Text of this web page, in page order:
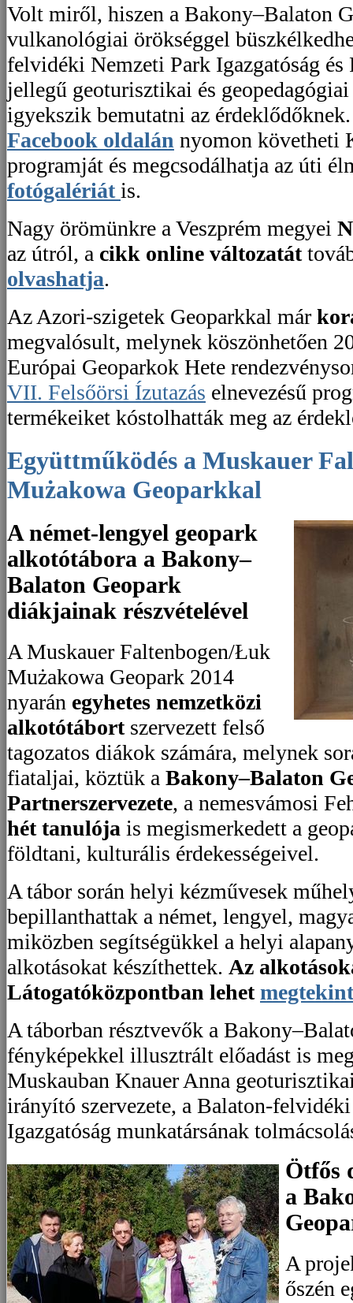
Volt miről, hiszen a Bakony–Balaton
vulkanológiai örökséggel
felvidéki Nemzeti Park Igazgatóság és
jellegű geoturisztikai és
igyekszik bemutatni az
Facebook oldalán nyomon követheti
programját és megcsodálhatja az úti
fotógalériát is.
Nagy örömünkre a Veszprém megyei
az útról, a cikk online változatát
olvashatja.
Az Azori-szigetek Geoparkkal már
megvalósult, melynek köszönhetően
Európai Geoparkok Hete
VII. Felsőörsi Ízutazás elnevezésű
termékeiket kóstolhatták meg az
Együttműködés a Muskauer Faltenbogen/Łuk
Mużakowa Geoparkkal
A német-lengyel geopark
alkotótábora a Bakony–
Balaton Geopark
diákjainak részvételével
A Muskauer Faltenbogen/Łuk
Mużakowa Geopark 2014
nyarán egyhetes nemzetközi
alkotótábortszervezett felső
tagozatos diákok számára, melynek
fiataljai, köztük a Bakony–Balaton
Partnerszervezete, a nemesvámosi
hét tanulója is megismerkedett a
földtani, kulturális érdekességeivel.
A tábor során helyi kézművesek
bepillanthattak a német, lengyel,
miközben segítségükkel a helyi
alkotásokat készíthettek. Az
Látogatóközpontban lehet
A táborban résztvevők a
fényképekkel illusztrált előadást is
Muskauban Knauer Anna
irányító szervezete, a Balaton-
Igazgatóság munkatársának
Ötfős
a
A
őszén